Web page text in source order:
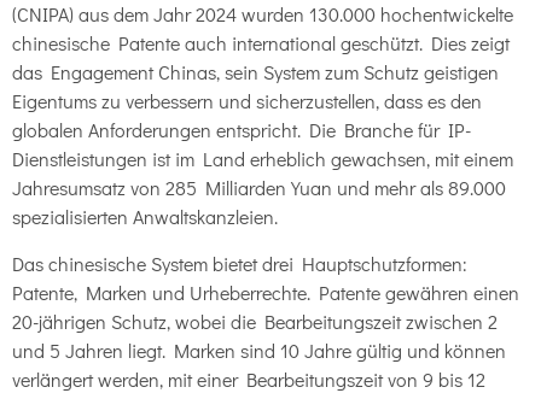
(CNIPA) aus dem Jahr 2024 wurden 130.000 hochentwickelte
chinesische Patente auch international geschützt. Dies zeigt
das Engagement Chinas, sein System zum Schutz geistigen
Eigentums zu verbessern und sicherzustellen, dass es den
globalen Anforderungen entspricht. Die Branche für IP-
Dienstleistungen ist im Land erheblich gewachsen, mit einem
Jahresumsatz von 285 Milliarden Yuan und mehr als 89.000
spezialisierten Anwaltskanzleien.
Das chinesische System bietet drei Hauptschutzformen:
Patente, Marken und Urheberrechte. Patente gewähren einen
20-jährigen Schutz, wobei die Bearbeitungszeit zwischen 2
und 5 Jahren liegt. Marken sind 10 Jahre gültig und können
verlängert werden, mit einer Bearbeitungszeit von 9 bis 12